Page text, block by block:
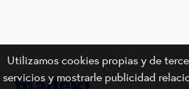
Utilizamos cookies propias y de
servicios y mostrarle publicidad